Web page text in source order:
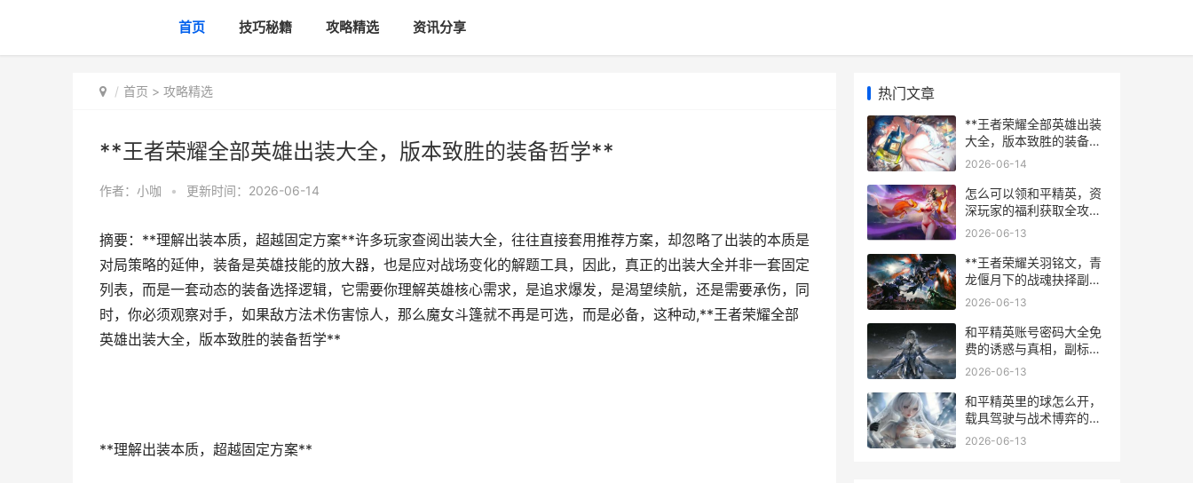
首页 技巧秘籍 攻略精选 资讯分享
首页 > 攻略精选
**王者荣耀全部英雄出装大全，版本致胜的装备哲学**
作者： 小咖 • 更新时间：2026-06-14
摘要：**理解出装本质，超越固定方案**许多玩家查阅出装大全，往往直接套用推荐方案，却忽略了出装的本质是
对局策略的延伸，装备是英雄技能的放大器，也是应对战场变化的解题工具，因此，真正的出装大全并非一套固定
列表，而是一套动态的装备选择逻辑，它需要你理解英雄核心需求，是追求爆发，是渴望续航，还是需要承伤，同
时，你必须观察对手，如果敌方法术伤害惊人，那么魔女斗篷就不再是可选，而是必备，这种动,**王者荣耀全部
英雄出装大全，版本致胜的装备哲学**
**理解出装本质，超越固定方案**
热门文章
**王者荣耀全部英雄出装
大全，版本致胜的装备哲
学**
2026-06-14
怎么可以领和平精英，资
深玩家的福利获取全攻
略，副标题，解锁游戏资
2026-06-13
**王者荣耀关羽铭文，青
龙偃月下的战魂抉择副标
题**
2026-06-13
和平精英账号密码大全免
费的诱惑与真相，副标
题，一位资深玩家的忠告
2026-06-13
和平精英里的球怎么开，
载具驾驶与战术博弈的奥
秘
2026-06-13